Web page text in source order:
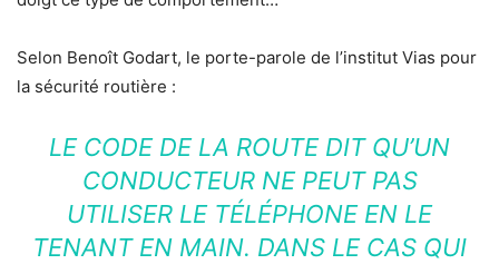
Selon Benoît Godart, le porte-parole de l’institut Vias pour
la sécurité routière :
LE CODE DE LA ROUTE DIT QU’UN
CONDUCTEUR NE PEUT PAS
UTILISER LE TÉLÉPHONE EN LE
TENANT EN MAIN. DANS LE CAS QUI